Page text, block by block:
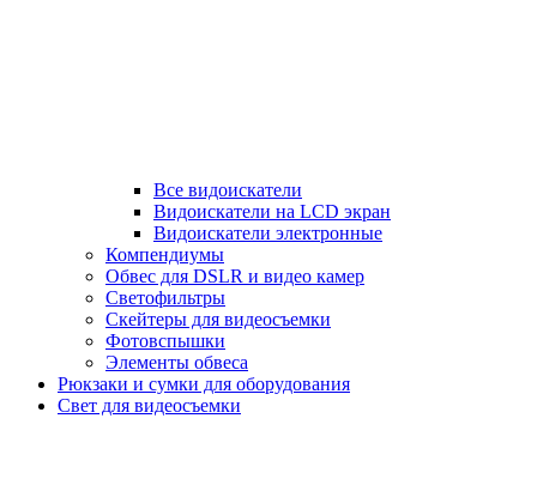
Все видоискатели
Видоискатели на LCD экран
Видоискатели электронные
Компендиумы
Обвес для DSLR и видео камер
Светофильтры
Скейтеры для видеосъемки
Фотовспышки
Элементы обвеса
Рюкзаки и сумки для оборудования
Свет для видеосъемки